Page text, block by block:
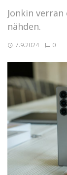
Jonkin verran
nähden.
7.9.2024 0